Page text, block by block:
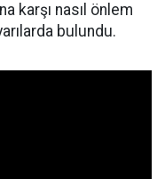
karşı nasıl önlem
bulundu.